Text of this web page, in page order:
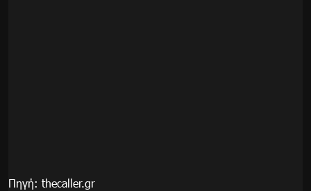
Πηγή: thecaller.gr